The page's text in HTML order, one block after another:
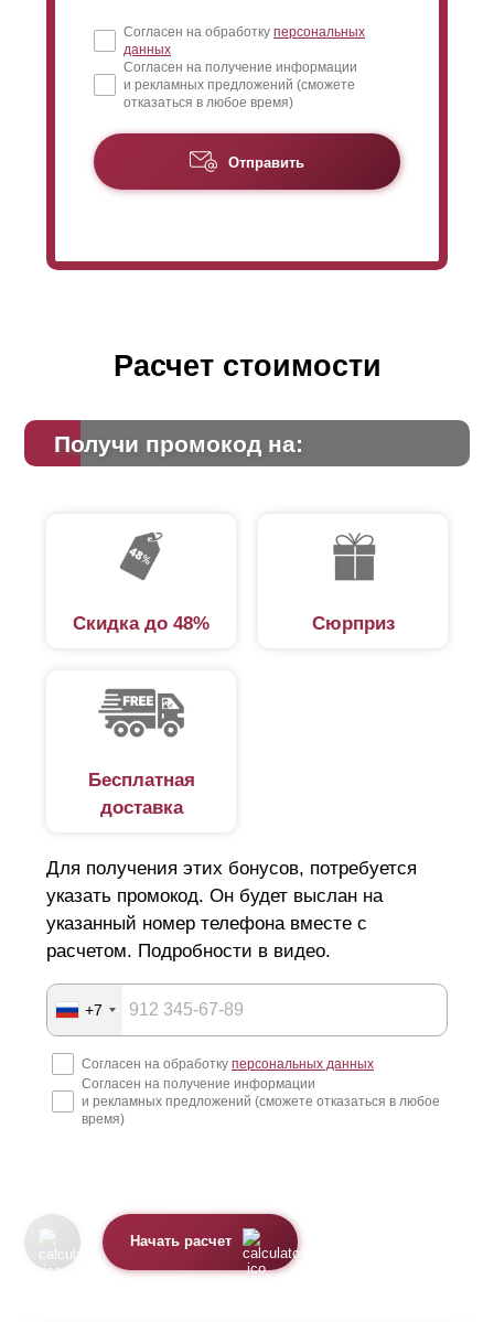
Согласен на обработку персональных
данных
Согласен на получение информации
и рекламных предложений (сможете
отказаться в любое время)
Отправить
Расчет стоимости
Получи промокод на:
Скидка до 48% Сюрприз
Бесплатная
доставка
Для получения этих бонусов, потребуется
указать промокод. Он будет выслан на
указанный номер телефона вместе с
расчетом. Подробности в видео.
+7
Согласен на обработку персональных данных
Согласен на получение информации
и рекламных предложений (сможете отказаться в любое
время)
Начать расчет